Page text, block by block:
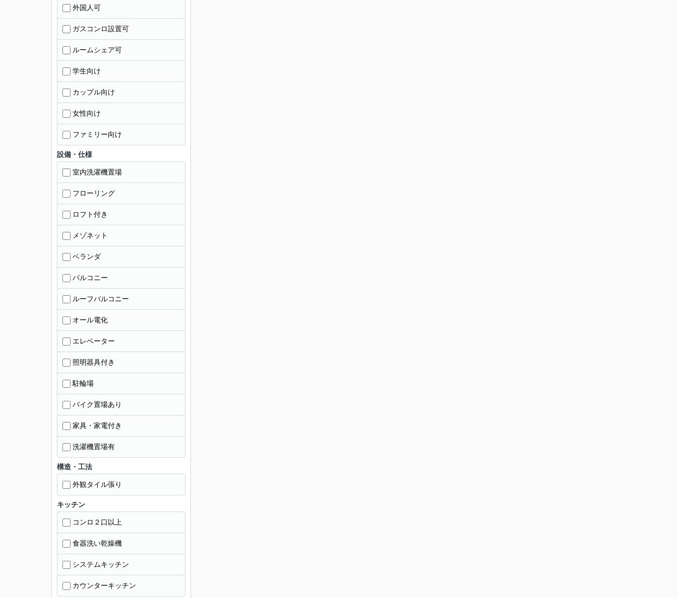
外国人可
ガスコンロ設置可
ルームシェア可
学生向け
カップル向け
女性向け
ファミリー向け
設備・仕様
室内洗濯機置場
フローリング
ロフト付き
メゾネット
ベランダ
バルコニー
ルーフバルコニー
オール電化
エレベーター
照明器具付き
駐輪場
バイク置場あり
家具・家電付き
洗濯機置場有
構造・工法
外観タイル張り
キッチン
コンロ２口以上
食器洗い乾燥機
システムキッチン
カウンターキッチン